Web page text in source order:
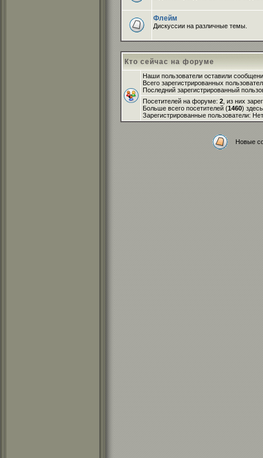
Флейм
Дискуссии на различные темы.
Кто сейчас на форуме
Наши пользователи оставили
Всего зарегистрированных
Последний зарегистрированный
Посетителей на форуме: 2 , из них
Больше всего посетителей (1460)
Зарегистрированные пользователи: Нет
Новые